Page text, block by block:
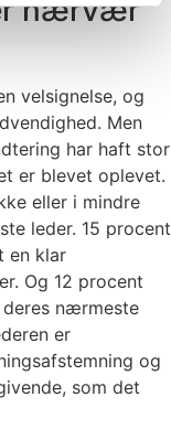
nærvær
velsignelse, og
Men
har haft stor
er blevet oplevet.
eller i mindre
leder. 15 procent
en klar
Og 12 procent
nærmeste
er
og
som det